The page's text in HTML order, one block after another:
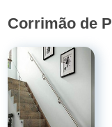
Corrimão de